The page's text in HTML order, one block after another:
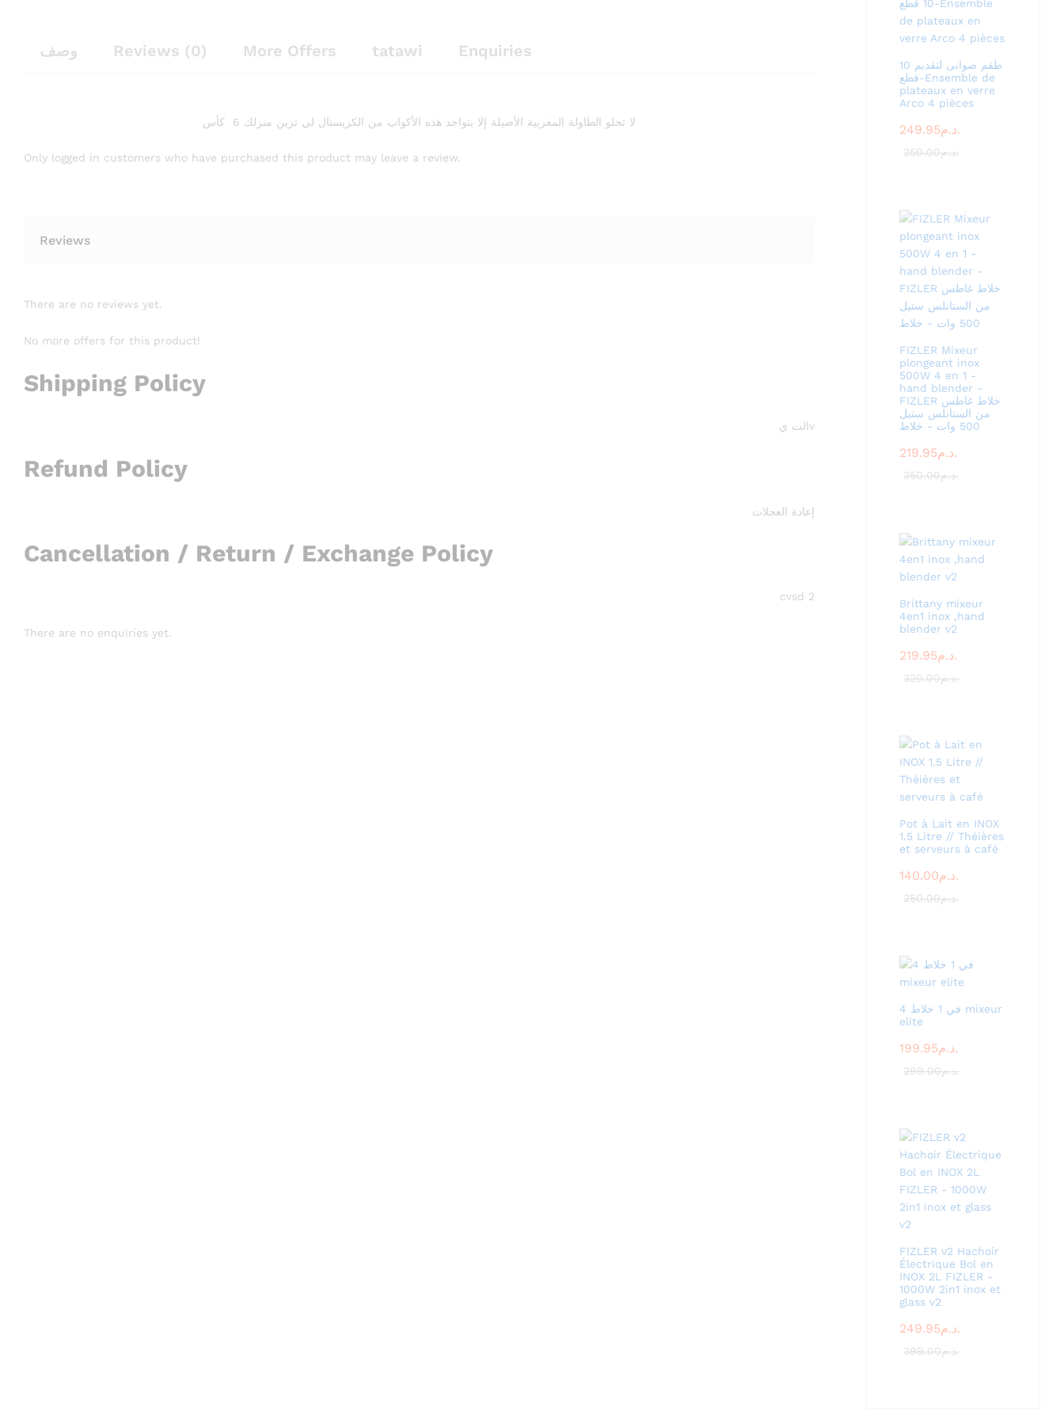
وصف Reviews (0) More Offers tatawi Enquiries
لا تحلو الطاولة المغربية الأصيلة إلا بتواجد هذه الأكواب من الكريستال لي تزين منزلك 6 كأس
Only logged in customers who have purchased this product may leave a review.
Reviews
There are no reviews yet.
No more offers for this product!
Shipping Policy
vالت ي
Refund Policy
إعادة العجلات
Cancellation / Return / Exchange Policy
cvsd 2
There are no enquiries yet.
طقم صوانى لتقديم 10
قطع-Ensemble de
plateaux en verre
Arco 4 pièces
249.95 د.م.
350.00 د.م.
FIZLER Mixeur
plongeant inox
500W 4 en 1 -
hand blender -
FIZLER خلاط غاطس
من الستانلس ستيل
500 وات - خلاط
219.95 د.م.
350.00 د.م.
Brittany mixeur
4en1 inox ,hand
blender v2
219.95 د.م.
320.00 د.م.
Pot à Lait en INOX
1.5 Litre // Théières
et serveurs à café
140.00 د.م.
250.00 د.م.
4 في 1 خلاط mixeur
elite
199.95 د.م.
299.00 د.م.
FIZLER v2 Hachoir
Électrique Bol en
INOX 2L FIZLER -
1000W 2in1 inox et
glass v2
249.95 د.م.
399.00 د.م.